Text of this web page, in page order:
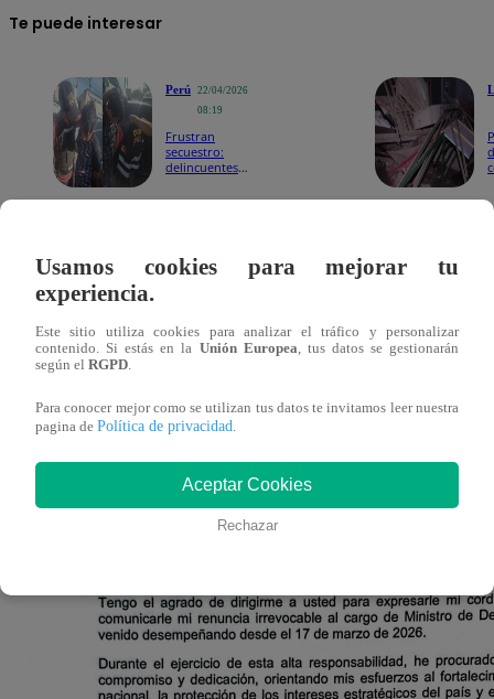
Te puede interesar
Perú
22/04/2026
08:19
Frustran
secuestro:
delincuentes
listo, incluido
dentro del marco constitucional y legal vigente, fueron
Consejo de Ministros”.
Usamos cookies para mejorar tu
experiencia.
Este sitio utiliza cookies para analizar el tráfico y personalizar
contenido. Si estás en la Unión Europea, tus datos se gestionarán
según el RGPD.
Para conocer mejor como se utilizan tus datos te invitamos leer nuestra
pagina de Política de privacidad.
Aceptar Cookies
Rechazar